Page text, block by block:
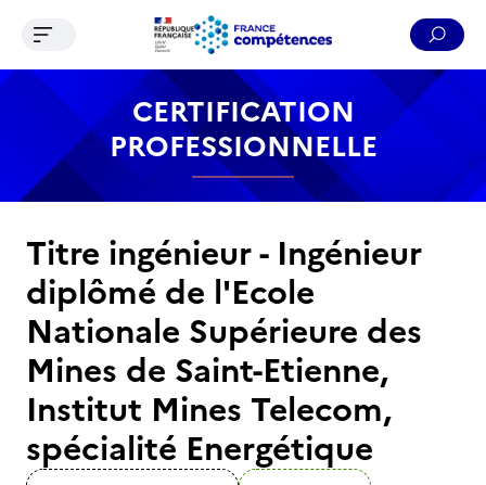
Contenu Recherche Menu Pied de page
Ouvrir le menu de navigation
CERTIFICATION
PROFESSIONNELLE
Titre ingénieur - Ingénieur
diplômé de l'Ecole
Nationale Supérieure des
Mines de Saint-Etienne,
Institut Mines Telecom,
spécialité Energétique